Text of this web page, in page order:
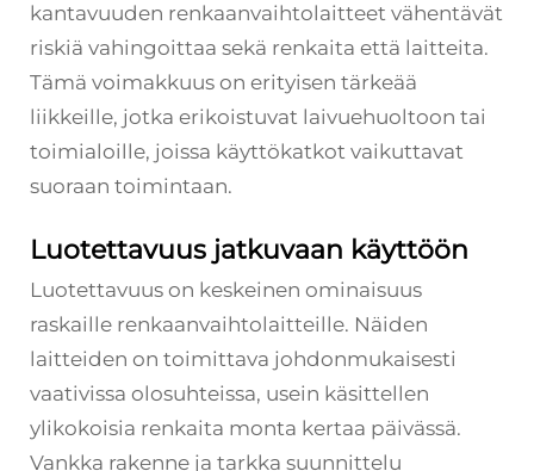
kantavuuden renkaanvaihtolaitteet vähentävät
riskiä vahingoittaa sekä renkaita että laitteita.
Tämä voimakkuus on erityisen tärkeää
liikkeille, jotka erikoistuvat laivuehuoltoon tai
toimialoille, joissa käyttökatkot vaikuttavat
suoraan toimintaan.
Luotettavuus jatkuvaan käyttöön
Luotettavuus on keskeinen ominaisuus
raskaille renkaanvaihtolaitteille. Näiden
laitteiden on toimittava johdonmukaisesti
vaativissa olosuhteissa, usein käsittellen
ylikokoisia renkaita monta kertaa päivässä.
Vankka rakenne ja tarkka suunnittelu